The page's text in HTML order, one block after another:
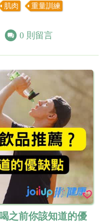
肌肉
重量訓練
0 則留言
之前你該知道的優